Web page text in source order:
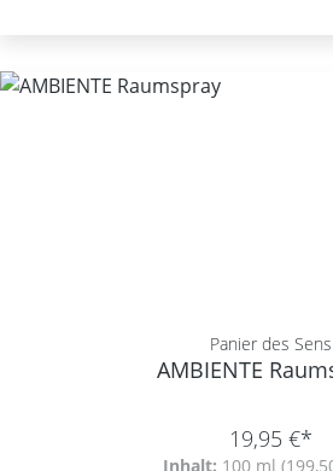
Panier des Sens
AMBIENTE
19,95 €*
Inhalt: 100 ml